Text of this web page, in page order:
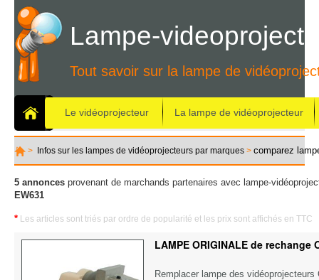
Lampe-
Tout savoir sur la lampe de
Le vidéoprojecteur La lampe de vidéoprojecteur
> Infos sur les lampes de vidéoprojecteurs par marques > comparez
5 annonces provenant de marchands partenaires avec lampe-
EW631
* Les articles sont triés par ordre de popularité et les prix sont affichés en TTC
LAMPE ORIGINALE de rechange
Remplacer lampe des vidéoprojecteurs